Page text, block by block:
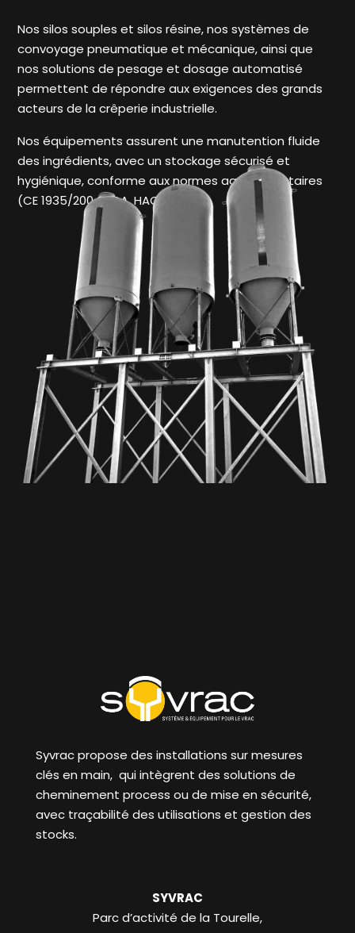
Nos silos souples et silos résine, nos systèmes de
convoyage pneumatique et mécanique, ainsi que
nos solutions de pesage et dosage automatisé
permettent de répondre aux exigences des grands
acteurs de la crêperie industrielle.
Nos équipements assurent une manutention fluide
des ingrédients, avec un stockage sécurisé et
hygiénique, conforme aux normes agroalimentaires
(CE 1935/2004, FDA, HACCP, IFS).
Syvrac propose des installations sur mesures
clés en main, qui intègrent des solutions de
cheminement process ou de mise en sécurité,
avec traçabilité des utilisations et gestion des
stocks.
SYVRAC
Parc d’activité de la Tourelle,